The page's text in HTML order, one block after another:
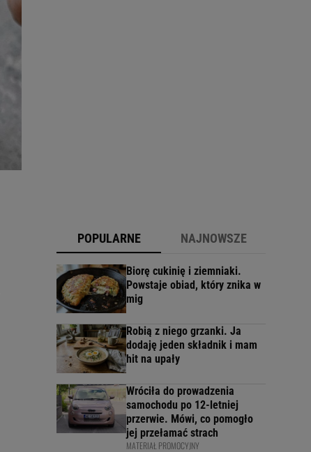
POPULARNE NAJNOWSZE
Biorę cukinię i ziemniaki.
Powstaje obiad, który znika w
mig
Robią z niego grzanki. Ja
dodaję jeden składnik i mam
hit na upały
Wróciła do prowadzenia
samochodu po 12-letniej
przerwie. Mówi, co pomogło
jej przełamać strach
MATERIAŁ PROMOCYJNY